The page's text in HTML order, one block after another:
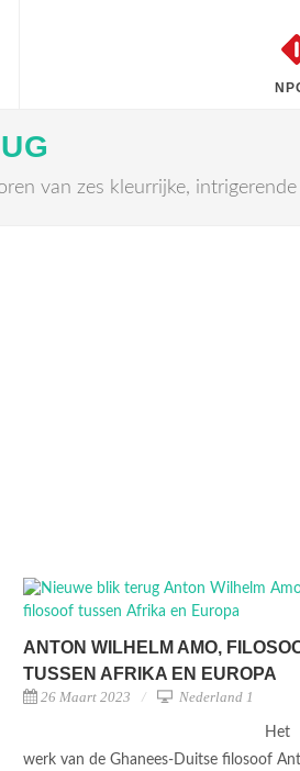
van zes kleurrijke,
ANTON WILHELM AMO,
TUSSEN AFRIKA EN EUROPA
26 Maart 2023 Nederland 1
Het
werk van de Ghanees-Duitse filosoof